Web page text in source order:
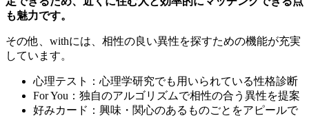
も魅力です。
その他、withには、相性の良い異性を探すための機能が充実
しています。
心理テスト：心理学研究でも用いられている性格診断
For You：独自のアルゴリズムで相性の合う異性を提案
好みカード：興味・関心のあるものごとをアピールで